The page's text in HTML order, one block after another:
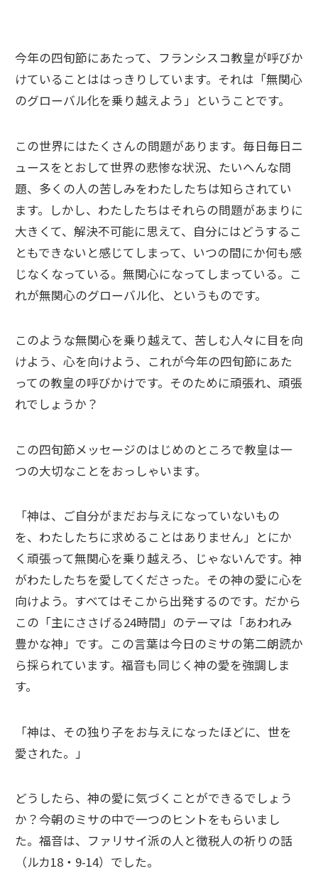
今年の四旬節にあたって、フランシスコ教皇が呼びか
けていることははっきりしています。それは「無関心
のグローバル化を乗り越えよう」ということです。
この世界にはたくさんの問題があります。毎日毎日ニ
ュースをとおして世界の悲惨な状況、たいへんな問
題、多くの人の苦しみをわたしたちは知らされてい
ます。しかし、わたしたちはそれらの問題があまりに
大きくて、解決不可能に思えて、自分にはどうするこ
ともできないと感じてしまって、いつの間にか何も感
じなくなっている。無関心になってしまっている。こ
れが無関心のグローバル化、というものです。
このような無関心を乗り越えて、苦しむ人々に目を向
けよう、心を向けよう、これが今年の四旬節にあた
っての教皇の呼びかけです。そのために頑張れ、頑張
れでしょうか？
この四旬節メッセージのはじめのところで教皇は一
つの大切なことをおっしゃいます。
「神は、ご自分がまだお与えになっていないもの
を、わたしたちに求めることはありません」とにか
く頑張って無関心を乗り越えろ、じゃないんです。神
がわたしたちを愛してくださった。その神の愛に心を
向けよう。すべてはそこから出発するのです。だから
この「主にささげる24時間」のテーマは「あわれみ
豊かな神」です。この言葉は今日のミサの第二朗読か
ら採られています。福音も同じく神の愛を強調しま
す。
「神は、その独り子をお与えになったほどに、世を
愛された。」
どうしたら、神の愛に気づくことができるでしょう
か？今朝のミサの中で一つのヒントをもらいまし
た。福音は、ファリサイ派の人と徴税人の祈りの話
（ルカ18・9-14）でした。